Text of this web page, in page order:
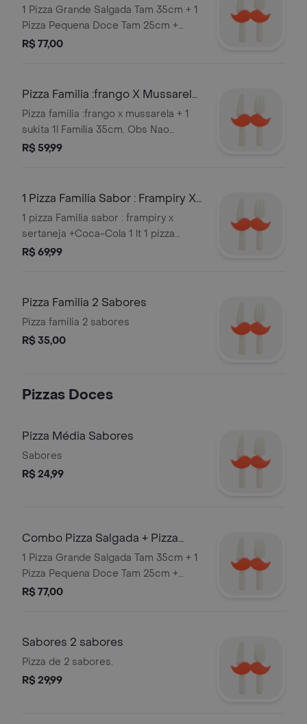
Doce + Refri.
1 Pizza Grande Salgada Tam 35cm + 1
Pizza Pequena Doce Tam 25cm +
Refri de 1 Litro Serve 3 pessoas
R$ 77,00
Pizza Familia :frango X Mussarela
+ 1 Sukita 1l
Pizza familia :frango x mussarela + 1
sukita 1l Família 35cm. Obs Nao
Trocamos Sabores.
R$ 59,99
1 Pizza Familia Sabor : Frampiry X
Sertaneja +Coca-Cola 1 Lt
1 pizza Familia sabor : frampiry x
sertaneja +Coca-Cola 1 lt 1 pizza
tamanho 35cm; frampiry e sertaneja
R$ 69,99
Pizza Familia 2 Sabores
Pizza familia 2 sabores
R$ 35,00
Pizzas Doces
Pizza Média Sabores
Sabores
R$ 24,99
Combo Pizza Salgada + Pizza
Doce + Refri.
1 Pizza Grande Salgada Tam 35cm + 1
Pizza Pequena Doce Tam 25cm +
Refri de 1 Litro Serve 3 pessoas
R$ 77,00
Sabores 2 sabores
Pizza de 2 sabores.
R$ 29,99